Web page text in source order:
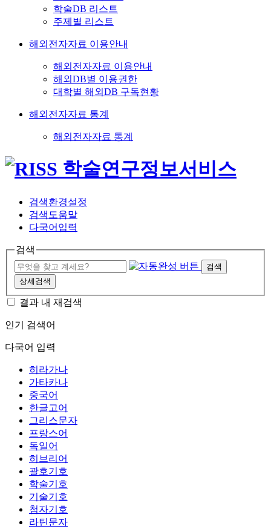
학술DB 리스트
주제별 리스트
해외전자자료 이용안내
해외전자자료 이용안내
해외DB별 이용권한
대학별 해외DB 구독현황
해외전자자료 통계
해외전자자료 통계
검색환경설정
검색도움말
다국어입력
검색
검색
상세검색
결과 내 재검색
인기 검색어
다국어 입력
히라가나
가타카나
중국어
한글고어
그리스문자
프랑스어
독일어
히브리어
괄호기호
학술기호
기술기호
첨자기호
라틴문자